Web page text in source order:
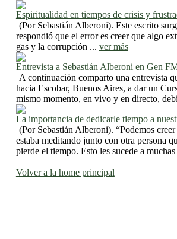
Espiritualidad en tiempos de crisis y
(Por Sebastián Alberoni). Este escrito
respondió que el error es creer que algo
gas y la corrupción ... ver más
Entrevista a Sebastián Alberoni en Gen
A continuación comparto una entrevista
hacia Escobar, Buenos Aires, a dar un
mismo momento, en vivo y en directo,
La importancia de dedicarle tiempo a
(Por Sebastián Alberoni). “Podemos
estaba meditando junto con otra persona
pierde el tiempo. Esto les sucede a muchas
Volver a la home principal